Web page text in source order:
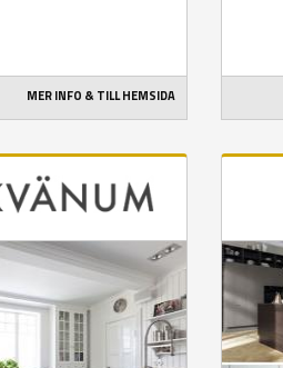
MER INFO & TILL HEMSIDA